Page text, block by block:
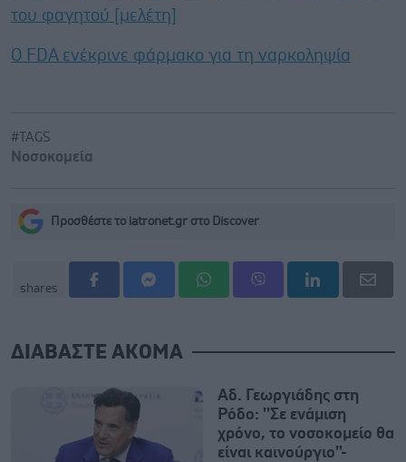
του φαγητού [μελέτη]
Ο FDA ενέκρινε φάρμακο για τη ναρκοληψία
#TAGS
Νοσοκομεία
Προσθέστε το iatronet.gr στο Discover
shares
ΔΙΑΒΑΣΤΕ ΑΚΟΜΑ
Αδ. Γεωργιάδης στη
Ρόδο: ''Σε ενάμιση
χρόνο, το νοσοκομείο θα
είναι καινούργιο''-